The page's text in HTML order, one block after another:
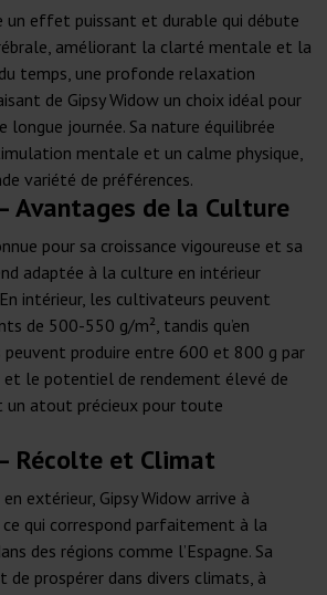
un effet puissant et durable qui débute
améliorant la clarté mentale et la
temps, une profonde relaxation
de Gipsy Widow un choix idéal pour
longue journée. Sa nature équilibrée
mentale et un calme physique,
variété de préférences.
Avantages de la Culture
pour sa croissance vigoureuse et sa
adaptée à la culture en intérieur
intérieur, les cultivateurs peuvent
de 500-550 g/m², tandis qu’en
produire entre 600 et 800 g par
et le potentiel de rendement élevé de
atout précieux pour toute
Récolte et Climat
extérieur, Gipsy Widow arrive à
qui correspond parfaitement à la
des régions comme l’Espagne. Sa
de prospérer dans divers climats, à